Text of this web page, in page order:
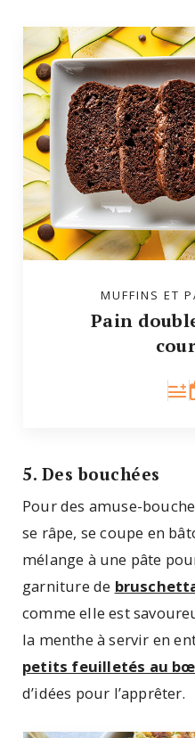
MUFFINS ET
Pain
5. Des bouchées
Pour des amuse-
se râpe, se coupe en
mélange à une pâte
garniture de
comme elle est
la menthe à servir en
petits feuilletés au
d’idées pour l’apprêter.